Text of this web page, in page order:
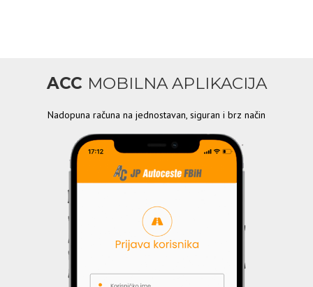
ACC MOBILNA APLIKACIJA
Nadopuna računa na jednostavan, siguran i brz način